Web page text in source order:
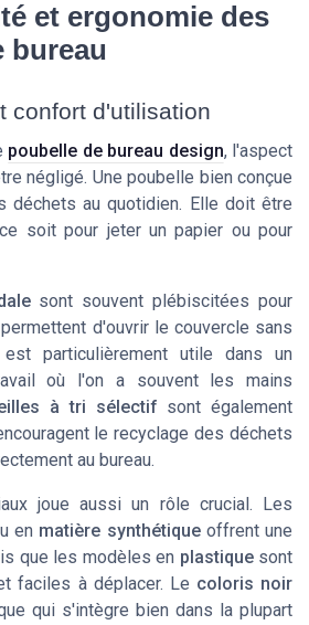
et ergonomie des
bureau
confort d'utilisation
poubelle de bureau design, l'aspect
négligé. Une poubelle bien conçue
déchets au quotidien. Elle doit être
soit pour jeter un papier ou pour
sont souvent plébiscitées pour
d'ouvrir le couvercle sans
particulièrement utile dans un
où l'on a souvent les mains
à tri sélectif sont également
le recyclage des déchets
au bureau.
joue aussi un rôle crucial. Les
en matière synthétiqueoffrent une
que les modèles en plastiquesont
faciles à déplacer. Le coloris noir
qui s'intègre bien dans la plupart